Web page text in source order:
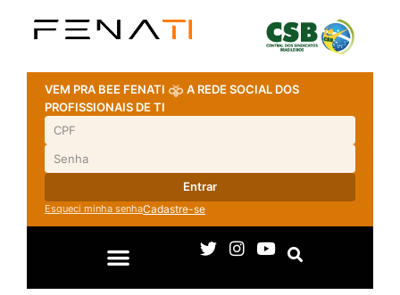
VEM PRA BEE FENATI
A REDE SOCIAL DOS
PROFISSIONAIS DE TI
Entrar
Esqueci minha senhaCadastre-se